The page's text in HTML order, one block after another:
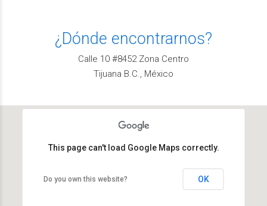
¿Dónde encontrarnos?
Calle 10 #8452 Zona Centro
Tijuana B.C., México
This page can't load Google Maps correctly.
Do you own this website? OK